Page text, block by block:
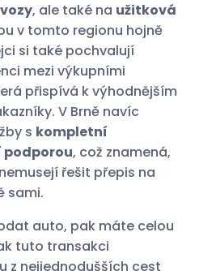
, ale také na užitková
v tomto regionu hojně
si také pochvalují
mezi výkupními
přispívá k výhodnějším
V Brně navíc
s kompletní
, což znamená,
řešit přepis na
sami.
auto, pak máte celou
tuto transakci
z nejjednodušších cest